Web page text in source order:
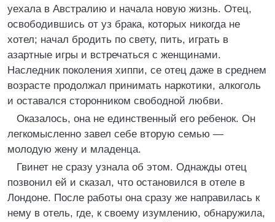
уехала в Австралию и начала новую жизнь. Отец,
освободившись от уз брака, которых никогда не
хотел; начал бродить по свету, пить, играть в
азартные игры и встречаться с женщинами.
Наследник поколения хиппи, се отец даже в среднем
возрасте продолжал принимать наркотики, алкоголь
и оставался сторонником свободной любви.
Оказалось, она не единственный его ребенок. Он
легкомысленно завел себе вторую семью —
молодую жену и младенца.
Гвинет не сразу узнала об этом. Однажды отец
позвонил ей и сказал, что остановился в отеле в
Лондоне. После работы она сразу же направилась к
нему в отель, где, к своему изумлению, обнаружила,